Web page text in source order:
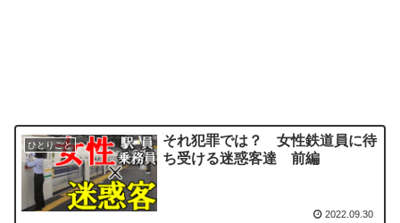
ひとりごと
それ犯罪では？ 女性鉄道員に待
ち受ける迷惑客達 前編
2022.09.30